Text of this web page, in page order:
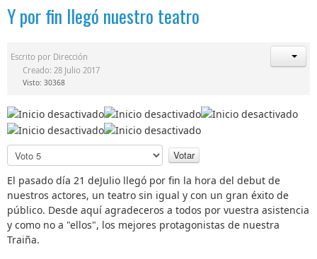
Y por fin llegó nuestro teatro
Escrito por Dirección
Creado: 28 Julio 2017
Visto: 30368
o
r
f
a
v
o
El pasado día 21 deJulio llegó por fin la hora del debut de
nuestros actores, un teatro sin igual y con un gran éxito de
público. Desde aquí agradeceros a todos por vuestra asistencia
y como no a "ellos", los mejores protagonistas de nuestra
Traiña.